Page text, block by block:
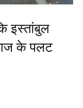
इस्तांबुल
के पलट